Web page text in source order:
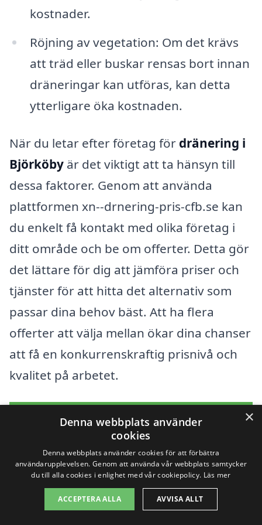
kostnader.
Röjning av vegetation: Om det krävs
att träd eller buskar rensas bort innan
dräneringar kan utföras, kan detta
ytterligare öka kostnaden.
När du letar efter företag för dränering i
Björköby är det viktigt att ta hänsyn till
dessa faktorer. Genom att använda
plattformen xn--drnering-pris-cfb.se kan
du enkelt få kontakt med olika företag i
ditt område och be om offerter. Detta gör
det lättare för dig att jämföra priser och
tjänster för att hitta det alternativ som
passar dina behov bäst. Att ha flera
offerter att välja mellan ökar dina chanser
att få en konkurrenskraftig prisnivå och
kvalitet på arbetet.
Få 3 erbjudanden, gratis och utan
Sök efter en
×
Denna webbplats använder
cookies
Denna webbplats använder cookies för att förbättra
användarupplevelsen. Genom att använda vår webbplats samtycker
du till alla cookies i enlighet med vår cookiepolicy. Läs mer
ACCEPTERA ALLA AVVISA ALLT